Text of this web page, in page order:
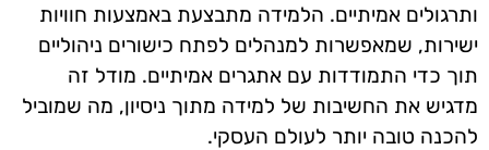
ותרגולים אמיתיים. הלמידה מתבצעת באמצעות חוויות
ישירות, שמאפשרות למנהלים לפתח כישורים ניהוליים
תוך כדי התמודדות עם אתגרים אמיתיים. מודל זה
מדגיש את החשיבות של למידה מתוך ניסיון, מה שמוביל
להכנה טובה יותר לעולם העסקי.